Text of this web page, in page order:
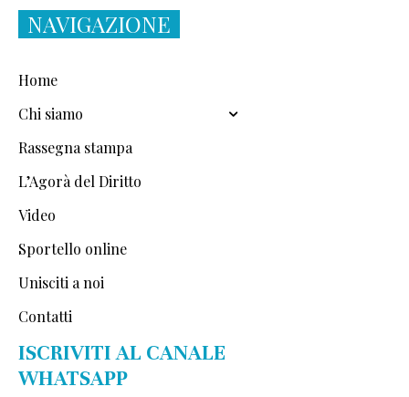
NAVIGAZIONE
Home
Chi siamo
Rassegna stampa
L’Agorà del Diritto
Video
Sportello online
Unisciti a noi
Contatti
ISCRIVITI AL CANALE
WHATSAPP